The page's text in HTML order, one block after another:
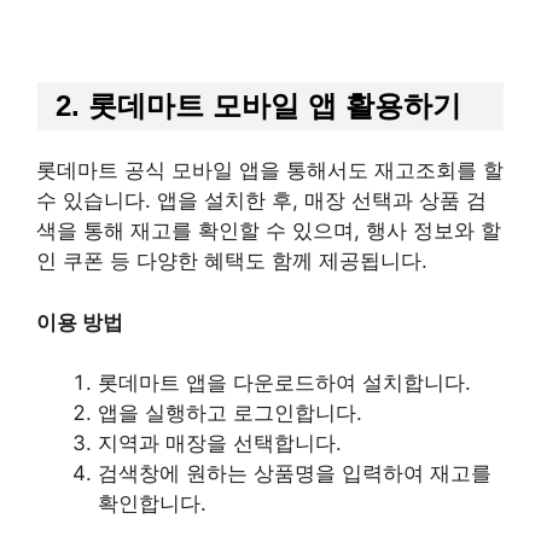
2. 롯데마트 모바일 앱 활용하기
롯데마트 공식 모바일 앱을 통해서도 재고조회를 할
수 있습니다. 앱을 설치한 후, 매장 선택과 상품 검
색을 통해 재고를 확인할 수 있으며, 행사 정보와 할
인 쿠폰 등 다양한 혜택도 함께 제공됩니다.
이용 방법
롯데마트 앱을 다운로드하여 설치합니다.
앱을 실행하고 로그인합니다.
지역과 매장을 선택합니다.
검색창에 원하는 상품명을 입력하여 재고를
확인합니다.